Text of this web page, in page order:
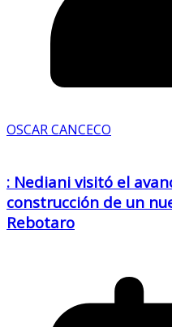
OSCAR CANCECO
: Nediani visitó el
construcción de un
Rebotaro